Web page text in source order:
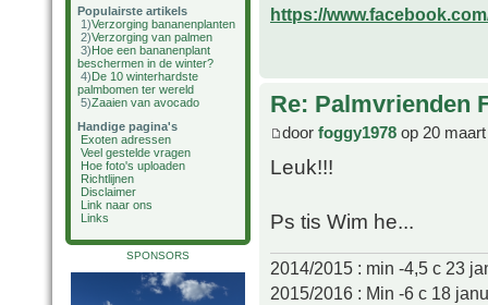
Populairste artikels
1)Verzorging bananenplanten
2)Verzorging van palmen
3)Hoe een bananenplant
beschermen in de winter?
4)De 10 winterhardste
palmbomen ter wereld
5)Zaaien van avocado
Handige pagina's
Exoten adressen
Veel gestelde vragen
Hoe foto's uploaden
Richtlijnen
Disclaimer
Link naar ons
Links
SPONSORS
https://
Re: Palmvrienden
door foggy1978 op 20
Leuk!!!
Ps tis Wim he...
2014/2015 : min -4,5 c 23
2015/2016 : Min -6 c 18